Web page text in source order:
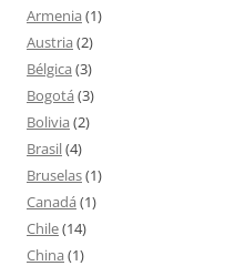
Armenia (1)
Austria (2)
Bélgica (3)
Bogotá (3)
Bolivia (2)
Brasil(4)
Bruselas(1)
Canadá (1)
Chile(14)
China (1)